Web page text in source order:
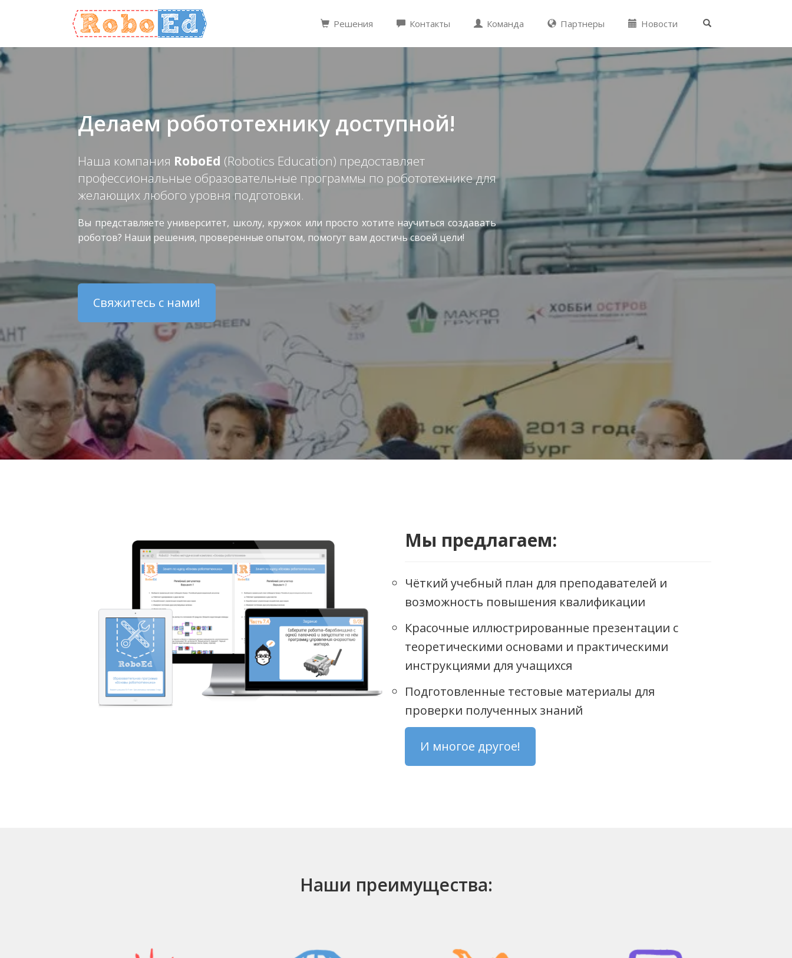
Skip
to
content
Menu
Решения Контакты Команда Партнеры Новости
Делаем робототехнику доступной!
Наша компания RoboEd (Robotics Education) предоставляет
профессиональные образовательные программы по робототехнике для
желающих любого уровня подготовки.
Вы представляете университет, школу, кружок или просто хотите научиться создавать
роботов? Наши решения, проверенные опытом, помогут вам достичь своей цели!
Свяжитесь с нами!
Мы предлагаем:
Чёткий учебный план для преподавателей и
возможность повышения квалификации
Красочные иллюстрированные презентации с
теоретическими основами и практическими
инструкциями для учащихся
Подготовленные тестовые материалы для
проверки полученных знаний
И многое другое!
Наши преимущества: